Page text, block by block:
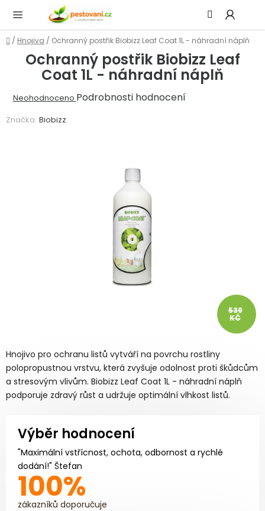
obsah
Domů
/ Hnojiva / Ochranný postřik Biobizz Leaf Coat 1L - náhradní náplň
Hnojivo pro ochranu listů vytváří na povrchu rostliny
polopropustnou vrstvu, která zvyšuje odolnost proti škůdcům
a stresovým vlivům. Biobizz Leaf Coat 1L - náhradní náplň
podporuje zdravý růst a udržuje optimální vlhkost listů.
Výběr hodnocení
"Maximální vstřícnost, ochota, odbornost a rychlé
dodání!" Štefan
100%
zákazníků doporučuje
Ochranný postřik Biobizz Leaf
Coat 1L - náhradní náplň
Průměrné
Neohodnoceno Podrobnosti hodnocení
Značka: Biobizz
539
KČ